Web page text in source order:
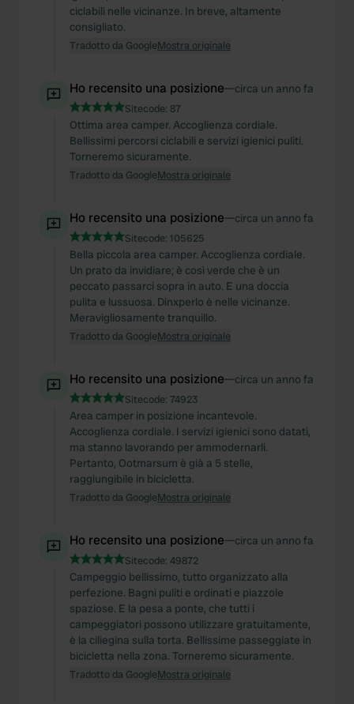
ciclabili nelle vicinanze. In breve, altamente
consigliato.
Tradotto da GoogleMostra originale
Ho recensito una posizione—circa un anno fa
Sitecode: 87
Ottima area camper. Accoglienza cordiale.
Bellissimi percorsi ciclabili e servizi igienici puliti.
Torneremo sicuramente.
Tradotto da GoogleMostra originale
Ho recensito una posizione—circa un anno fa
Sitecode: 105625
Bella piccola area camper. Accoglienza cordiale.
Un prato da invidiare; è così verde che è un
peccato passarci sopra in auto. E una doccia
pulita e lussuosa. Dinxperlo è nelle vicinanze.
Meravigliosamente tranquillo.
Tradotto da GoogleMostra originale
Ho recensito una posizione—circa un anno fa
Sitecode: 74923
Area camper in posizione incantevole.
Accoglienza cordiale. I servizi igienici sono datati,
ma stanno lavorando per ammodernarli.
Pertanto, Ootmarsum è già a 5 stelle,
raggiungibile in bicicletta.
Tradotto da GoogleMostra originale
Ho recensito una posizione—circa un anno fa
Sitecode: 49872
Campeggio bellissimo, tutto organizzato alla
perfezione. Bagni puliti e ordinati e piazzole
spaziose. E la pesa a ponte, che tutti i
campeggiatori possono utilizzare gratuitamente,
è la ciliegina sulla torta. Bellissime passeggiate in
bicicletta nella zona. Torneremo sicuramente.
Tradotto da GoogleMostra originale